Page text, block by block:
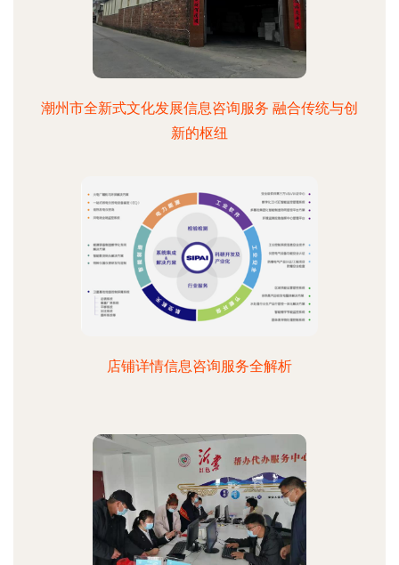
潮州市全新式文化发展信息咨询服务 融合传统与创
新的枢纽
店铺详情信息咨询服务全解析